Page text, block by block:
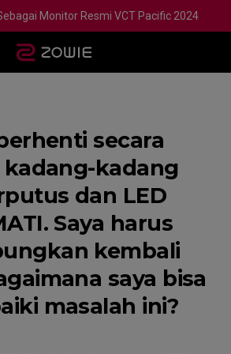
Monitor Resmi VCT Pacific 2024
secara
kadang-kadang
dan LED
Saya harus
kembali
saya bisa
masalah ini?